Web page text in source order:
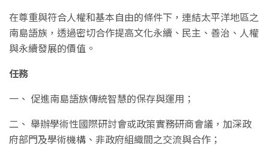
在尊重與符合人權和基本自由的條件下，連結太平洋地區之
南島語族，透過密切合作提高文化永續、民主、善治、人權
與永續發展的價值。
任務
一、 促進南島語族傳統智慧的保存與運用；
二、 舉辦學術性國際研討會或政策實務研商會議，加深政
府部門及學術機構、非政府組織間之交流與合作；